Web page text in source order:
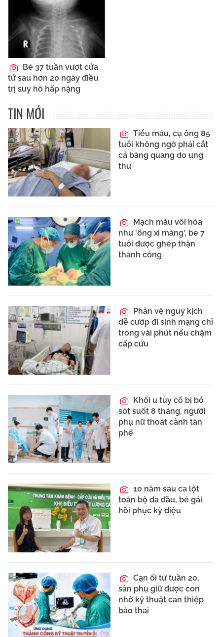
Bé 37 tuần vượt cửa
tử sau hơn 20 ngày điều
trị suy hô hấp nặng
TIN MỚI
Tiểu máu, cụ ông 85
tuổi không ngờ phải cắt
cả bàng quang do ung
thư
Mạch máu vôi hóa
như 'ống xi măng', bé 7
tuổi được ghép thận
thành công
Phản vệ nguy kịch
dễ cướp đi sinh mạng chỉ
trong vài phút nếu chậm
cấp cứu
Khối u tủy cổ bị bỏ
sót suốt 8 tháng, người
phụ nữ thoát cảnh tàn
phế
10 năm sau ca lột
toàn bộ da đầu, bé gái
hồi phục kỳ diệu
Cạn ối từ tuần 20,
sản phụ giữ được con
nhờ kỹ thuật can thiệp
bào thai